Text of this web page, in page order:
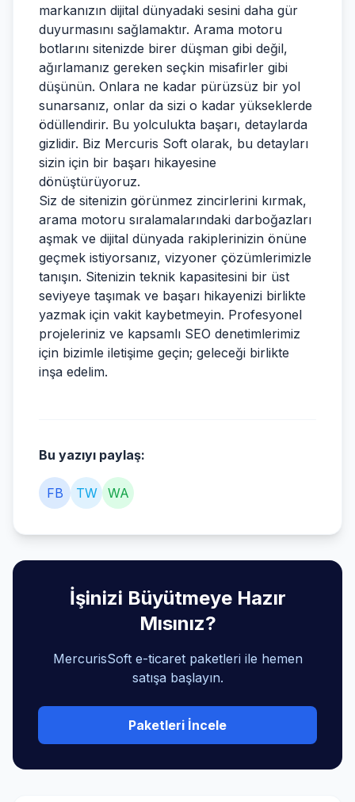
markanızın dijital dünyadaki sesini daha gür
duyurmasını sağlamaktır. Arama motoru
botlarını sitenizde birer düşman gibi değil,
ağırlamanız gereken seçkin misafirler gibi
düşünün. Onlara ne kadar pürüzsüz bir yol
sunarsanız, onlar da sizi o kadar yükseklerde
ödüllendirir. Bu yolculukta başarı, detaylarda
gizlidir. Biz Mercuris Soft olarak, bu detayları
sizin için bir başarı hikayesine
dönüştürüyoruz.
Siz de sitenizin görünmez zincirlerini kırmak,
arama motoru sıralamalarındaki darboğazları
aşmak ve dijital dünyada rakiplerinizin önüne
geçmek istiyorsanız, vizyoner çözümlerimizle
tanışın. Sitenizin teknik kapasitesini bir üst
seviyeye taşımak ve başarı hikayenizi birlikte
yazmak için vakit kaybetmeyin. Profesyonel
projeleriniz ve kapsamlı SEO denetimlerimiz
için bizimle iletişime geçin; geleceği birlikte
inşa edelim.
Bu yazıyı paylaş:
FB TW WA
İşinizi Büyütmeye Hazır
Mısınız?
MercurisSoft e-ticaret paketleri ile hemen
satışa başlayın.
Paketleri İncele